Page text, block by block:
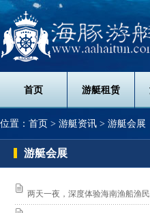
首页 游艇租赁
位置： 首页 > 游艇资讯 > 游艇会展
游艇会展
两天一夜，深度体验海南渔船渔民